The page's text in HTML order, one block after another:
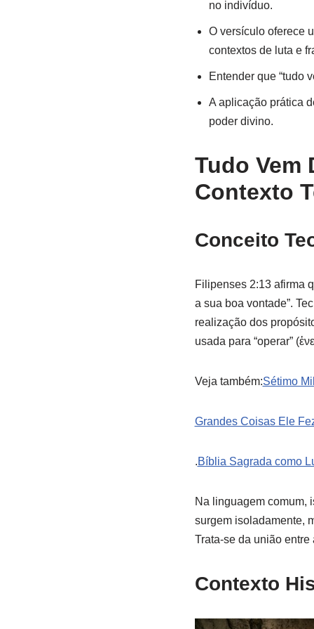
no indivíduo.
O versículo oferece
contextos de luta e
Entender que “tudo
A aplicação prática
poder divino.
Tudo Vem
Contexto
Conceito
Filipenses 2:13 afirma
a sua boa vontade”.
realização dos
usada para “operar”
Veja também:Sétimo
Grandes Coisas Ele
.Bíblia Sagrada como
Na linguagem comum,
surgem isoladamente,
Trata-se da união
Contexto